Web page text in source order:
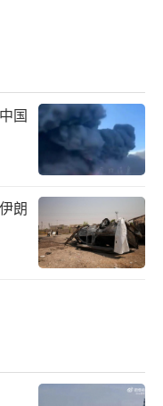
立可靠的技术体
“纸老虎”。
历前所未有的复
局势，从经济战
外界所料成功实
国
朗